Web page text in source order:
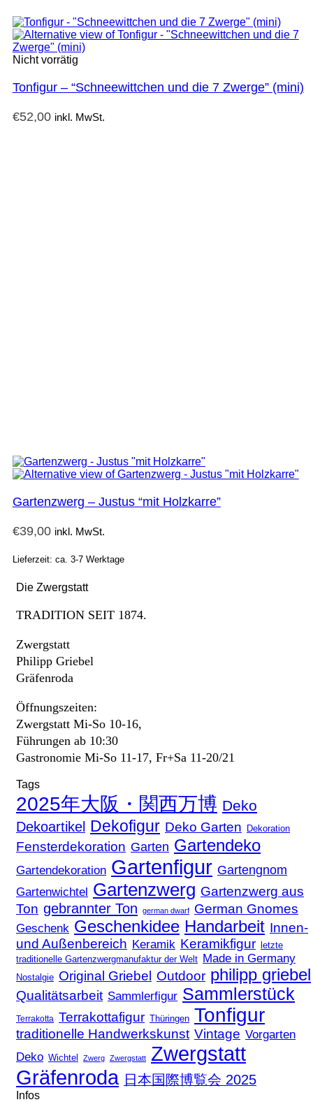
Nicht vorrätig
Tonfigur – “Schneewittchen und die 7 Zwerge” (mini)
€52,00 inkl. MwSt.
Gartenzwerg – Justus “mit Holzkarre”
€39,00 inkl. MwSt.
Lieferzeit: ca. 3-7 Werktage
Die Zwergstatt
TRADITION SEIT 1874.
Zwergstatt
Philipp Griebel
Gräfenroda
Öffnungszeiten:
Zwergstatt Mi-So 10-16,
Führungen ab 10:30
Gastronomie Mi-So 11-17, Fr+Sa 11-20/21
Tags
2025年大阪・関西万博 Deko
Dekoartikel Dekofigur Deko Garten Dekoration
Fensterdekoration Garten Gartendeko
Gartendekoration Gartenfigur Gartengnom
Gartenwichtel Gartenzwerg Gartenzwerg aus
Ton gebrannter Ton german dwarf German Gnomes
Geschenk Geschenkidee Handarbeit Innen-
und Außenbereich Keramik Keramikfigur
letzte
traditionelle Gartenzwergmanufaktur der Welt Made in Germany
Nostalgie Original Griebel Outdoor philipp griebel
Qualitätsarbeit Sammlerfigur Sammlerstück
Terrakotta Terrakottafigur Thüringen Tonfigur
traditionelle Handwerkskunst Vintage Vorgarten
Deko Wichtel Zwerg Zwergstatt
Zwergstatt
Gräfenroda 日本国際博覧会 2025
Infos